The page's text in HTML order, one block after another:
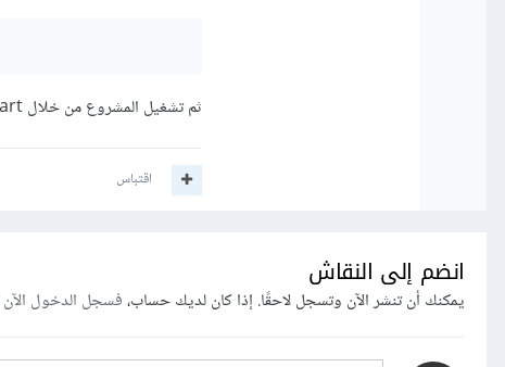
ثم تشغيل المشروع من خلال npm start
اقتباس
انضم إلى النقاش
يمكنك أن تنشر الآن وتسجل لاحقًا. إذا كان لديك حساب،فسجل الدخول الآن